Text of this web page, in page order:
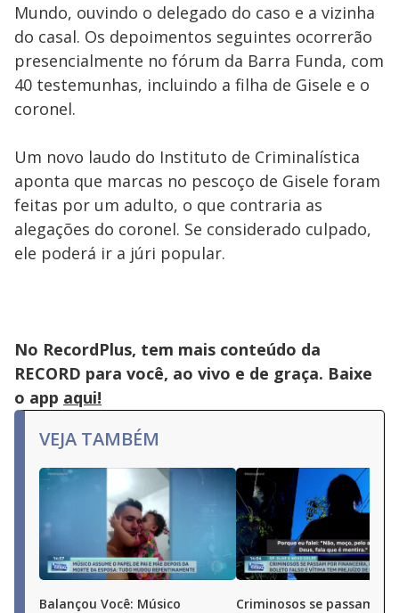
Mundo, ouvindo o delegado do caso e a vizinha
do casal. Os depoimentos seguintes ocorrerão
presencialmente no fórum da Barra Funda, com
40 testemunhas, incluindo a filha de Gisele e o
coronel.
Um novo laudo do Instituto de Criminalística
aponta que marcas no pescoço de Gisele foram
feitas por um adulto, o que contraria as
alegações do coronel. Se considerado culpado,
ele poderá ir a júri popular.
No RecordPlus, tem mais conteúdo da
RECORD para você, ao vivo e de graça. Baixe
o app aqui!
VEJA TAMBÉM
Balançou Você: Músico
Criminosos se passam por